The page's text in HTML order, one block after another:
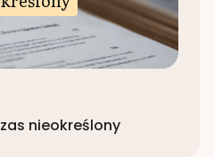
nieokreślony